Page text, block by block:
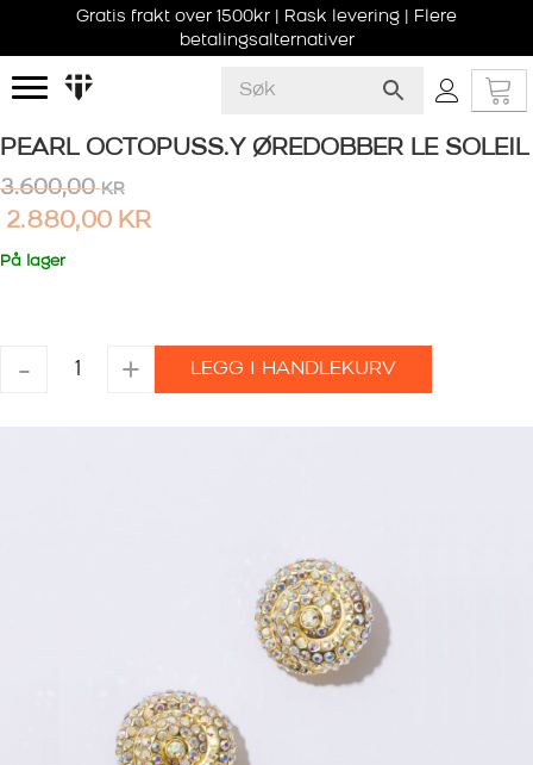
Gratis frakt over 1500kr | Rask levering | Flere
betalingsalternativer
PEARL OCTOPUSS.Y ØREDOBBER LE SOLEIL
3.600,00KR
2.880,00 KR
På lager
-
PEARL
OCTOPUSS.Y
+ LEGG I HANDLEKURV